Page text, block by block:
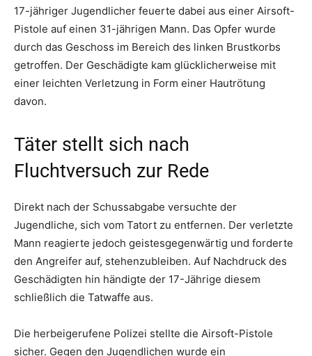
17-jähriger Jugendlicher feuerte dabei aus einer Airsoft-
Pistole auf einen 31-jährigen Mann. Das Opfer wurde
durch das Geschoss im Bereich des linken Brustkorbs
getroffen. Der Geschädigte kam glücklicherweise mit
einer leichten Verletzung in Form einer Hautrötung
davon.
Täter stellt sich nach
Fluchtversuch zur Rede
Direkt nach der Schussabgabe versuchte der
Jugendliche, sich vom Tatort zu entfernen. Der verletzte
Mann reagierte jedoch geistesgegenwärtig und forderte
den Angreifer auf, stehenzubleiben. Auf Nachdruck des
Geschädigten hin händigte der 17-Jährige diesem
schließlich die Tatwaffe aus.
Die herbeigerufene Polizei stellte die Airsoft-Pistole
sicher. Gegen den Jugendlichen wurde ein